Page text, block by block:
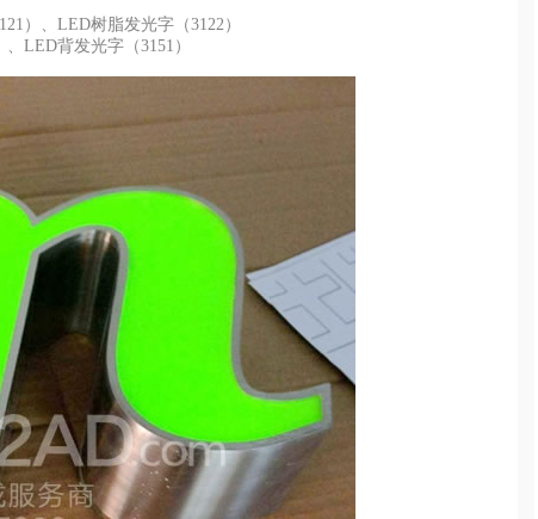
）、 LED树脂发光字 （3122）
LED背发光字 （3151）